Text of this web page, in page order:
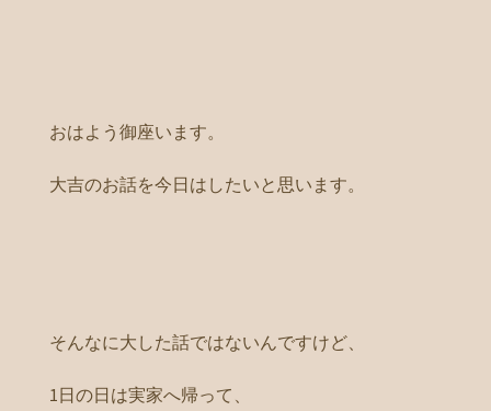
おはよう御座います。
大吉のお話を今日はしたいと思います。
そんなに大した話ではないんですけど、
1日の日は実家へ帰って、